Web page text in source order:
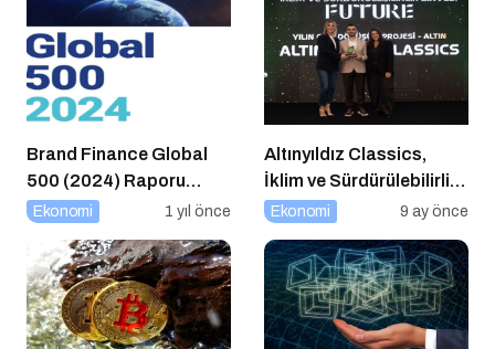
Brand Finance Global
500 (2024) Raporu
Yayımlandı!
Ekonomi 1 yıl önce
Altınyıldız Classics,
İklim ve Sürdürülebilirlik
Ödülleri’nde “Yılın Geri
Kategorisinde Altın Ödül
Kazandı
Ekonomi 9 ay önce